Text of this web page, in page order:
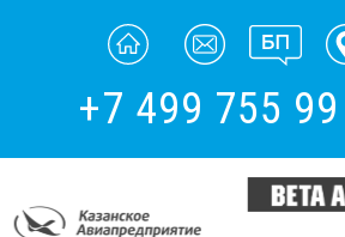
+7 499 755